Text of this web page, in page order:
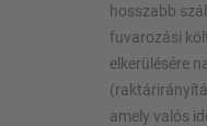
hosszabb
fuvarozási
elkerülésére
amely valós